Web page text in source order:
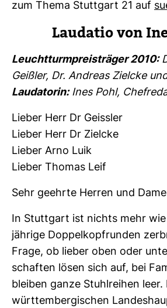
zum Thema Stutt­gart 21 auf
Lau­datio von
Leucht­turm­preis­träger 2010:
Geißler, Dr. Andreas Zielcke
Lau­da­torin:Ines Pohl,
Lieber Herr Dr Geissler
Lieber Herr Dr Zielcke
Lieber Arno Luik
Lieber Thomas Leif
Sehr geehrte Herren und
In Stutt­gart ist nichts mehr
jäh­rige Dop­pel­kopf­runden
Frage, ob lieber oben oder
schaften lösen sich auf, bei
bleiben ganze Stuhl­reihen leer.
würt­tem­ber­gi­schen